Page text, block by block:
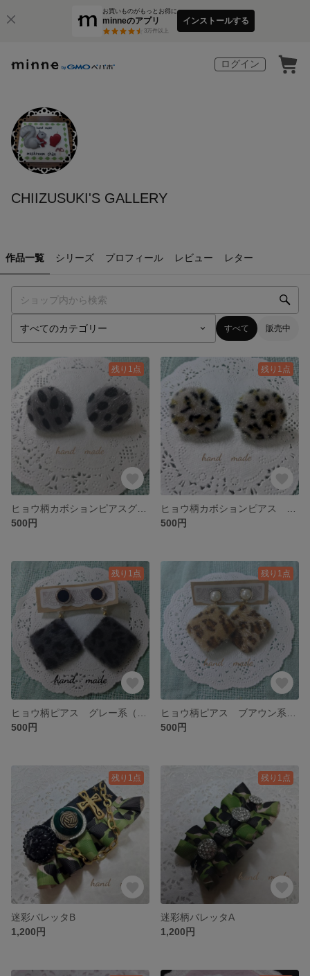
お買いものがもっとお得に
minneのアプリ
3万件以上
インストールする
ログイン
CHIIZUSUKI'S GALLERY
作品一覧 シリーズ プロフィール レビュー レター
すべて 販売中
残り1点
500円
残り1点
500円
残り1点
500円
残り1点
500円
残り1点
迷彩バレッタB
1,200円
残り1点
迷彩柄バレッタA
1,200円